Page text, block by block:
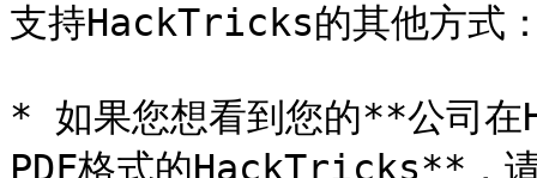
支持HackTricks的其他方式
* 如果您想看到您的**公司
PDF格式的HackTricks**，